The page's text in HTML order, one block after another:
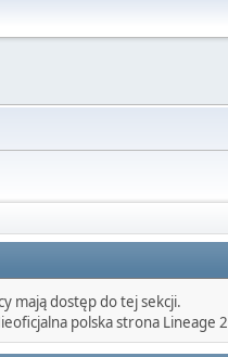
mają dostęp do tej sekcji.
polska strona Lineage 2